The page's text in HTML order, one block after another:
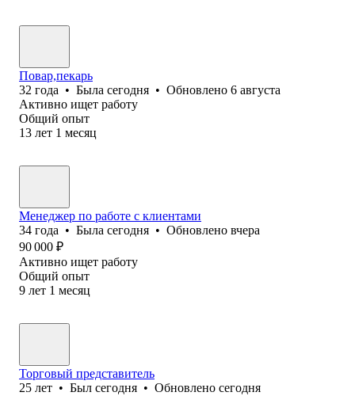
Повар,пекарь
32 года • Была сегодня • Обновлено 6 августа
Активно ищет работу
Общий опыт
13 лет 1 месяц
Менеджер по работе с клиентами
34 года • Была сегодня • Обновлено вчера
90 000 ₽
Активно ищет работу
Общий опыт
9 лет 1 месяц
Торговый представитель
25 лет • Был сегодня • Обновлено сегодня